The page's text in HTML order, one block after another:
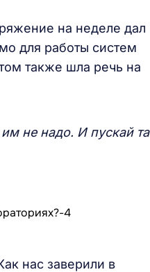
на неделе дал
для работы систем
также шла речь на
не надо. И пускай
нас заверили в